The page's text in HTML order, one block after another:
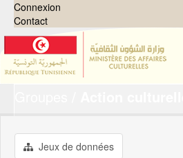
Connexion
Contact
GroupesJeux de données